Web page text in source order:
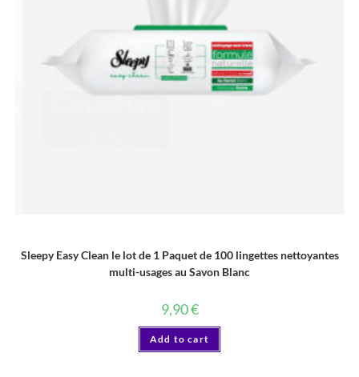
Sleepy Easy Clean le lot de 1 Paquet de 100 lingettes nettoyantes
multi-usages au Savon Blanc
9,90€
Add to cart